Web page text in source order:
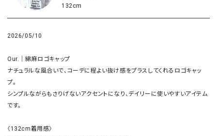
132cm
2026/05/10
Our.｜綿麻ロゴキャップ
ナチュラルな風合いで、コーデに程よい抜け感をプラスしてくれるロゴキャッ
プ。
シンプルながらもさりげないアクセントになり、デイリーに使いやすいアイテム
です。
〈132cm着用感〉